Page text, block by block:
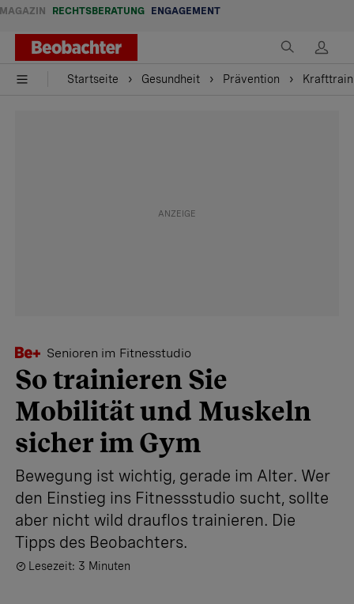
MAGAZIN RECHTSBERATUNG ENGAGEMENT
Startseite Gesundheit Prävention
Senioren im Fitnesstudio
So trainieren Sie
Mobilität und Muskeln
sicher im Gym
Bewegung ist wichtig, gerade im Alter. Wer
den Einstieg ins Fitnessstudio sucht, sollte
aber nicht wild drauflos trainieren. Die
Tipps des Beobachters.
Lesezeit: 3 Minuten